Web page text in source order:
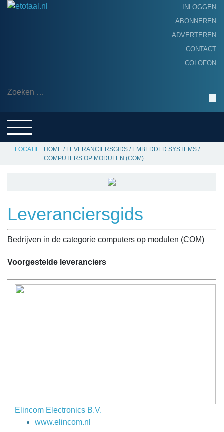
INLOGGEN
ABONNEREN
ADVERTEREN
CONTACT
COLOFON
Zoeken naar:
SERVICE
HOME / LEVERANCIERSGIDS / EMBEDDED SYSTEMS /
COMPUTERS OP MODULEN (COM)
Leveranciersgids
Bedrijven in de categorie computers op modulen (COM)
Voorgestelde leveranciers
Elincom Electronics B.V.
www.elincom.nl